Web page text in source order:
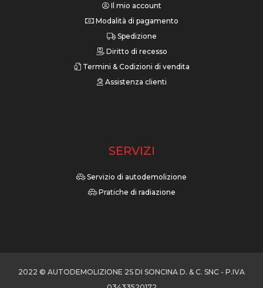
Il mio account
Modalità di pagamento
Spedizione
Diritto di recesso
Termini & Codizioni di vendita
Assistenza clienti
SERVIZI
Servizio di autodemolizione
Pratiche di radiazione
2022 © AUTODEMOLIZIONE 2S DI SONCINA D. & C. SNC - P.IVA